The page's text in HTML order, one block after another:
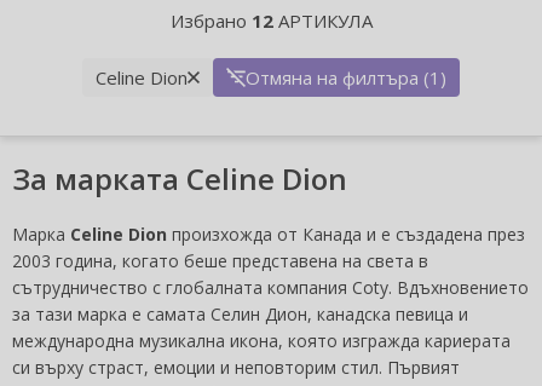
Избрано 12АРТИКУЛА
Celine Dion Отмяна на филтъра (1)
За марката Celine Dion
Марка Celine Dion произхожда от Канада и е създадена през
2003 година, когато беше представена на света в
сътрудничество с глобалната компания Coty. Вдъхновението
за тази марка е самата Селин Дион, канадска певица и
международна музикална икона, която изгражда кариерата
си върху страст, емоции и неповторим стил. Първият